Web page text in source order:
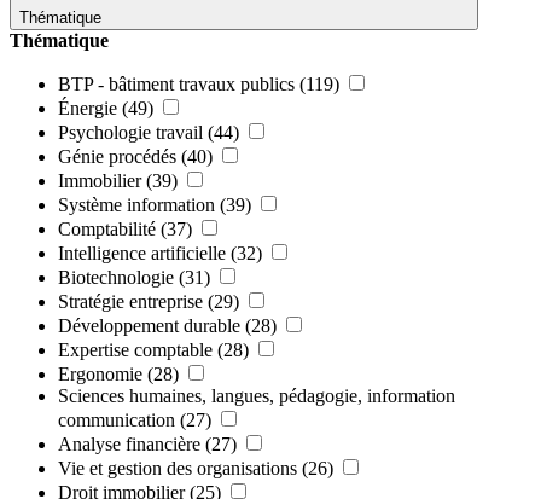
Thématique
Thématique
BTP - bâtiment travaux publics (119)
Énergie (49)
Psychologie travail (44)
Génie procédés (40)
Immobilier (39)
Système information (39)
Comptabilité (37)
Intelligence artificielle (32)
Biotechnologie (31)
Stratégie entreprise (29)
Développement durable (28)
Expertise comptable (28)
Ergonomie (28)
Sciences humaines, langues, pédagogie, information
communication (27)
Analyse financière (27)
Vie et gestion des organisations (26)
Droit immobilier (25)